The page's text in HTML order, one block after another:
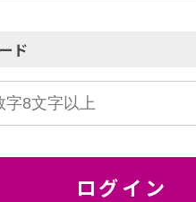
ド
ログイン